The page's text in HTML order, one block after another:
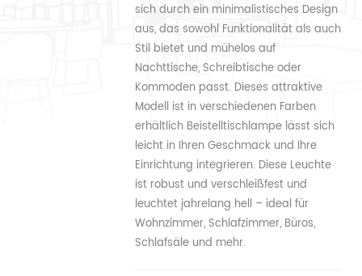
sich durch ein minimalistisches Design
aus, das sowohl Funktionalität als auch
Stil bietet und mühelos auf
Nachttische, Schreibtische oder
Kommoden passt. Dieses attraktive
Modell ist in verschiedenen Farben
erhältlich Beistelltischlampe lässt sich
leicht in Ihren Geschmack und Ihre
Einrichtung integrieren. Diese Leuchte
ist robust und verschleißfest und
leuchtet jahrelang hell – ideal für
Wohnzimmer, Schlafzimmer, Büros,
Schlafsäle und mehr.